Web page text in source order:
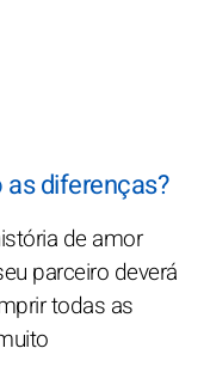
diferenças?
de amor
parceiro deverá
todas as